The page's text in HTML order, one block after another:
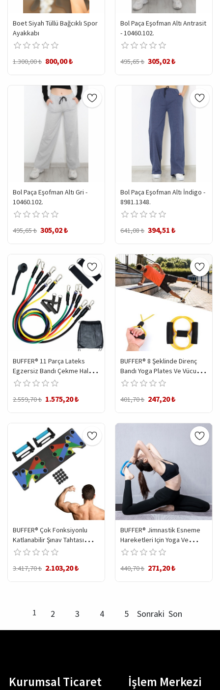
Boet Siyah Tüllü Bağcıklı Spor
Ayakkabı
1.300,00 ₺ 800,00 ₺
Bol Paça Eşofman Altı Antrasit
- 10460.102.
495,65 ₺ 305,02 ₺
Bol Paça Eşofman Altı Gri -
10460.102.
495,65 ₺ 305,02 ₺
Bol Paça Eşofman Altı İndigo -
8981.1348.
641,08 ₺ 394,51 ₺
BUFFER® 11 Parça Lateks
Egzersiz Bandı Çekme Halatı
Egzersiz Seti
2.559,70 ₺ 1.575,20 ₺
BUFFER® 8 Şeklinde Direnç
Bandı Yoga Plates Ve Vücut
Geliştirme Egzersiz Bandı
401,70 ₺ 247,20 ₺
BUFFER® Çok Fonksiyonlu
Katlanabilir Şınav Tahtası
Platformu Fitness Spor
3.417,70 ₺ 2.103,20 ₺
BUFFER® Jimnastik Esneme
Hareketleri Için Yoga Ve
Pilates Çemberi
440,70 ₺ 271,20 ₺
1 2 3 4 5 Sonraki Son
Kurumsal Ticaret İşlem Merkezi